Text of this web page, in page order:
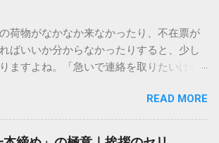
荷物がなかなか来なかったり、不在票が
ばいいか分からなかったりすると、少し
ますよね。「急いで連絡を取りたいけれ
た疑問を抱える方も多いはずです。 福山
イメージが強いかもしれませんが、個人
も非常に充実しています。大切なのは、
READ MORE